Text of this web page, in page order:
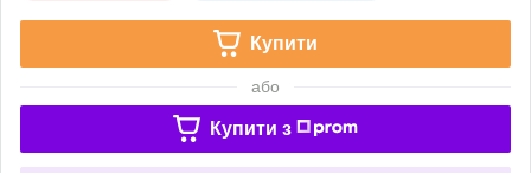
Купити
або
Купити з